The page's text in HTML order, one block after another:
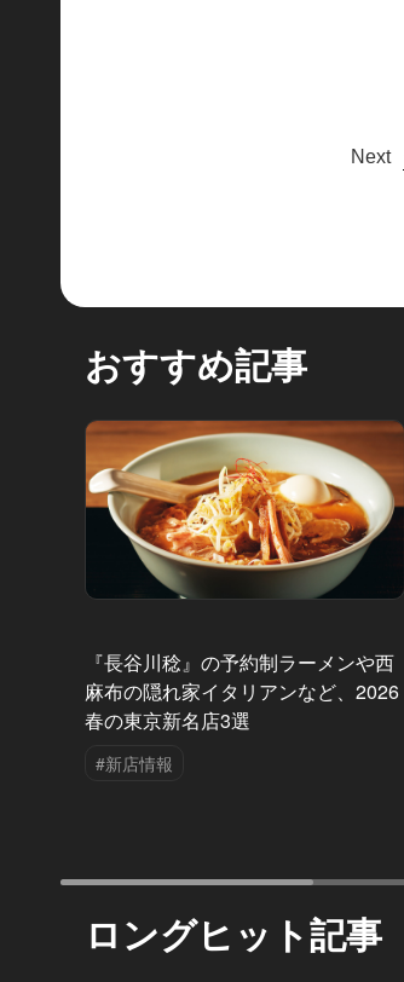
おすすめ記事
『長谷川稔』の予約制ラーメンや西
麻布の隠れ家イタリアンなど、2026
春の東京新名店3選
#新店情報
ロングヒット記事